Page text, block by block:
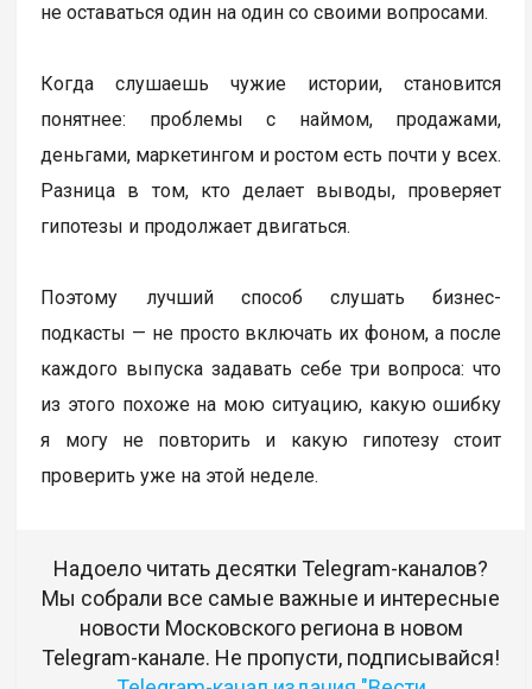
не оставаться один на один со своими вопросами.
Когда слушаешь чужие истории, становится
понятнее: проблемы с наймом, продажами,
деньгами, маркетингом и ростом есть почти у всех.
Разница в том, кто делает выводы, проверяет
гипотезы и продолжает двигаться.
Поэтому лучший способ слушать бизнес-
подкасты — не просто включать их фоном, а после
каждого выпуска задавать себе три вопроса: что
из этого похоже на мою ситуацию, какую ошибку
я могу не повторить и какую гипотезу стоит
проверить уже на этой неделе.
Надоело читать десятки Telegram-каналов?
Мы собрали все самые важные и интересные
новости Московского региона в новом
Telegram-канале. Не пропусти, подписывайся!